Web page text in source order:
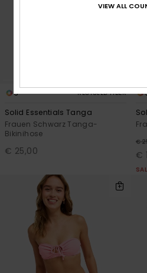
3 RECYCLED FIBER
Solid Essentials Tanga
Frauen Schwarz Tanga-
Bikinihose
€ 25,00
€
€
VIEW ALL